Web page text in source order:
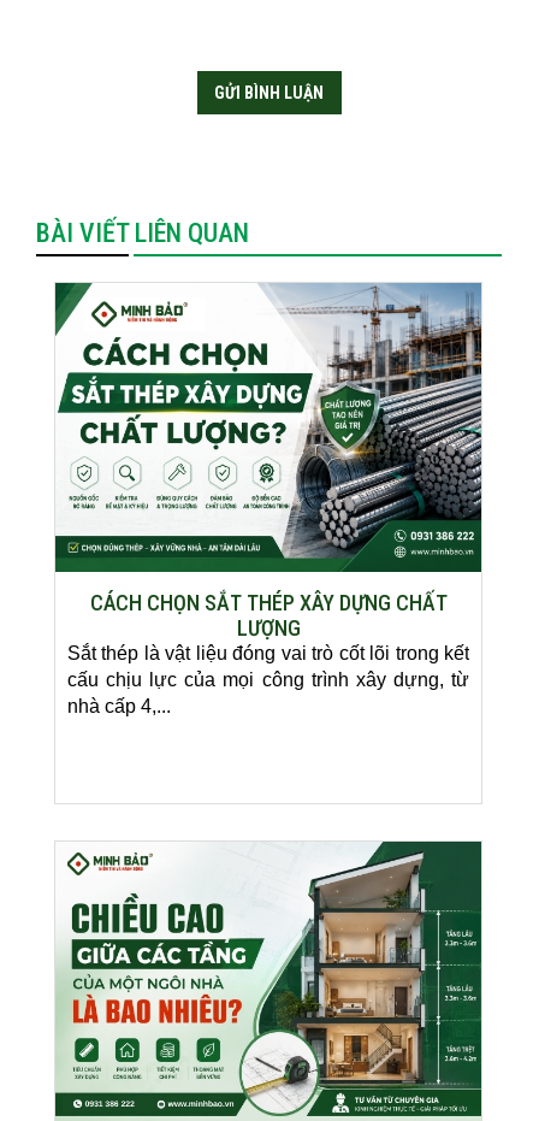
BÀI VIẾT LIÊN QUAN
CÁCH CHỌN SẮT THÉP XÂY DỰNG CHẤT
LƯỢNG
Sắt thép là vật liệu đóng vai trò cốt lõi trong kết
cấu chịu lực của mọi công trình xây dựng, từ
nhà cấp 4,...